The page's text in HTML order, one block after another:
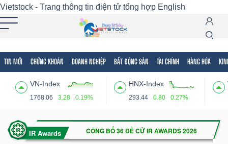
Vietstock - Trang thông tin điện tử tổng hợp English
TIN MỚI CHỨNG KHOÁN DOANH NGHIỆP BẤT ĐỘNG SẢN TÀI CHÍNH HÀNG HÓA
VN-Index
1768.06 3.28 0.19%
HNX-Index
293.44 0.80 0.27%
Tất cả Tính năng Ngành Mã chứng khoán
Tính
(-)